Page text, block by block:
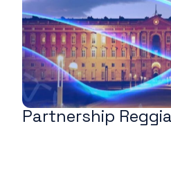
Partnership